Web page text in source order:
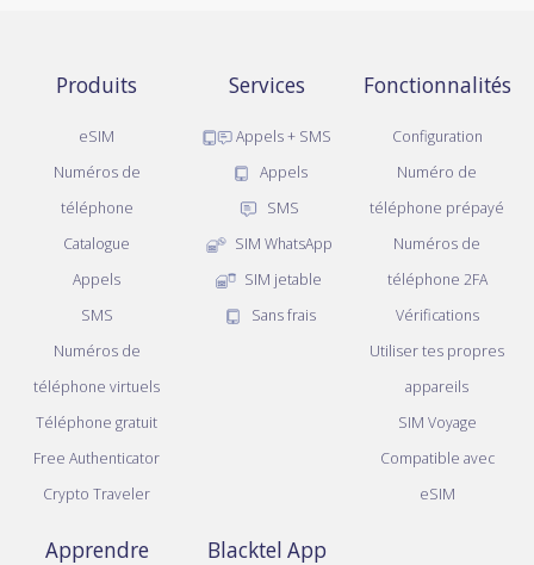
Produits
eSIM
Numéros de
téléphone
Catalogue
Appels
SMS
Numéros de
téléphone virtuels
Téléphone gratuit
Free Authenticator
Crypto Traveler
Services
Appels + SMS
Appels
SMS
SIM WhatsApp
SIM jetable
Sans frais
Fonctionnalités
Configuration
Numéro de
téléphone prépayé
Numéros de
téléphone 2FA
Vérifications
Utiliser tes propres
appareils
SIM Voyage
Compatible avec
eSIM
Apprendre Blacktel App